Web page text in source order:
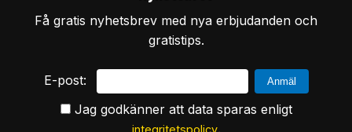
Få gratis nyhetsbrev med nya erbjudanden och
gratistips.
E-post:
Jag godkänner att data sparas enligt
integritetspolicy.